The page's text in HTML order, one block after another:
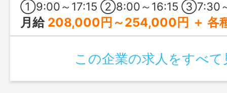
①9:00～17:15 ②8:00～16:15 ③7:30～15:45 ④20:00～翌6:00 ⑤17:00～翌9:30 ＊主に①がメイン、②③が週に2～3回程度 ＊宿直の際④、月に1～2回程度。（希望者のみ） ＊夜勤の際⑤、夜勤スタッフに欠員が出た場合などに月1回程度 ※1ヶ月単位の変形労働時間制 ※所定労働日、休日、始業終業は勤務シ
月給 208,000円～254,000円 ＋ 各種手当 【給与の内訳】 基本給：175,000円～215,000円 新処遇改善手当：30,000円～34,000円 資格手当：3,000円～5,000円 宿直手当：5,000円/回（※勤務明けの出勤あり） 夜勤
この企業の求人をすべて